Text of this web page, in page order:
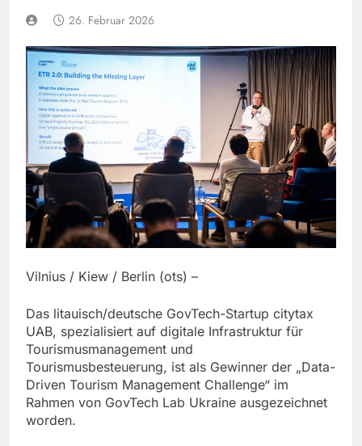
26. Februar 2026
Vilnius / Kiew / Berlin (ots) –
Das litauisch/deutsche GovTech-Startup citytax
UAB, spezialisiert auf digitale Infrastruktur für
Tourismusmanagement und
Tourismusbesteuerung, ist als Gewinner der „Data-
Driven Tourism Management Challenge“ im
Rahmen von GovTech Lab Ukraine ausgezeichnet
worden.